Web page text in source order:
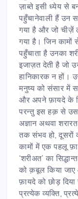
ज़ाब्ते इसी ध्येय से
पहुँचानेवाली हैं उन
गया है और जो चीज़ें
गया है। जिन कामों
पहुँचाता है उनका
इजाज़त देती है जो
हानिकारक न हों।
मनुष्य को संसार में
और अपने फ़ायदे के
परन्तु इस हक़ से
अज्ञान अथवा
तक संभव हो, दूसरों
कामों में एक पहलू
‘शरीअत’ का
को क़बूल किया
फ़ायदे को छोड़ दिया
प्रत्येक व्यक्ति,